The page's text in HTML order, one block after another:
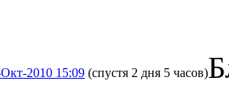
2010 15:09 (спустя 2 дня 5 часов)